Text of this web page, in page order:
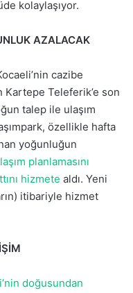
kolaylaşıyor.
AZALACAK
cazibe
Kartepe Teleferik’e son
talep ile ulaşım
özellikle hafta
yoğunluğun
planlamasını
hizmete aldı. Yeni
itibariyle hizmet
doğusundan